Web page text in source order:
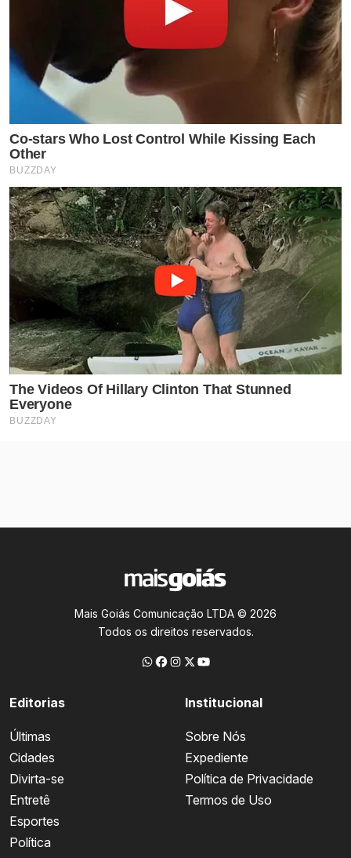
Mais Goiás Comunicação LTDA © 2026
Todos os direitos reservados.
Editorias
Últimas
Cidades
Divirta-se
Entretê
Esportes
Política
Institucional
Sobre Nós
Expediente
Política de Privacidade
Termos de Uso